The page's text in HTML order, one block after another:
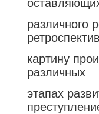
различного
картину
различных
этапах